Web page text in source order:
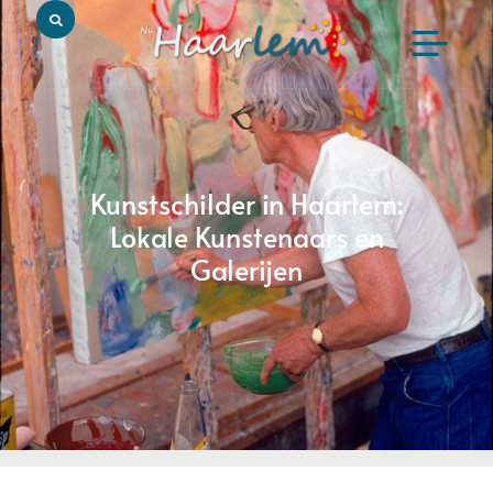
Kunstschilder in Haarlem:
Lokale Kunstenaars en
Galerijen